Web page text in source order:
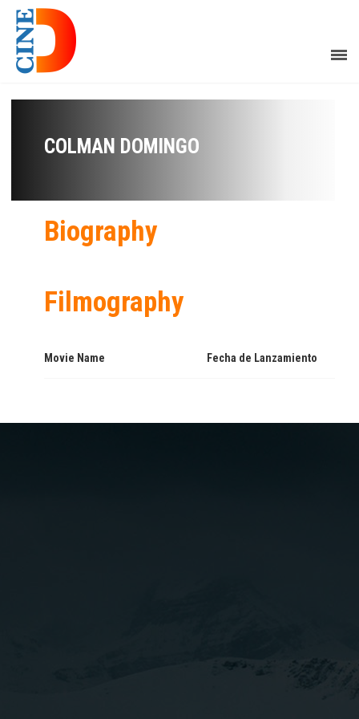
COLMAN DOMINGO
Biography
Filmography
Movie Name Fecha de Lanzamiento